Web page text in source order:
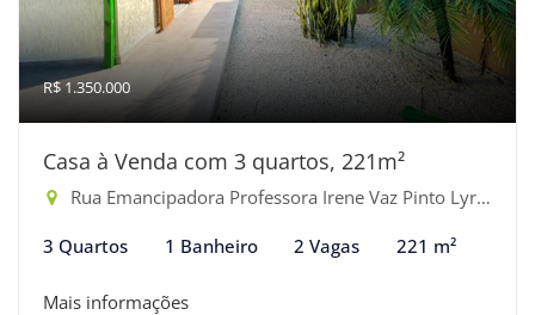
R$ 1.350.000
Casa à Venda com 3 quartos, 221m²
Rua Emancipadora Professora Irene Vaz Pinto Lyra - Indaiá, Bertioga-SP
3 Quartos 1 Banheiro 2 Vagas 221 m²
Mais informações